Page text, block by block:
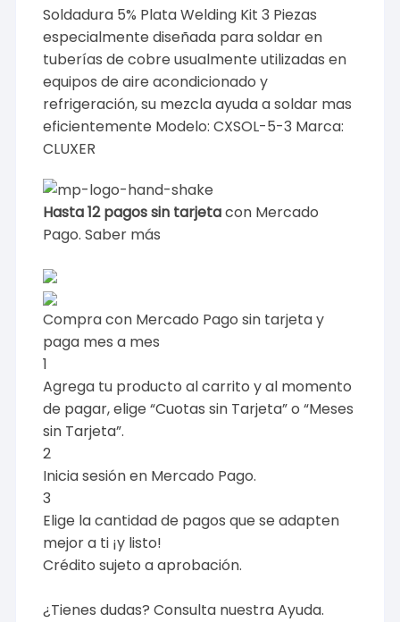
era:
$504.52.
es:
$464.15.
Soldadura 5% Plata Welding Kit 3 Piezas
especialmente diseñada para soldar en
tuberías de cobre usualmente utilizadas en
equipos de aire acondicionado y
refrigeración, su mezcla ayuda a soldar mas
eficientemente Modelo: CXSOL-5-3 Marca:
CLUXER
Hasta 12 pagos sin tarjetacon Mercado
Pago. Saber más
Compra con Mercado Pago sin tarjeta y
paga mes a mes
1
Agrega tu producto al carrito y al momento
de pagar, elige “Cuotas sin Tarjeta” o “Meses
sin Tarjeta”.
2
Inicia sesión en Mercado Pago.
3
Elige la cantidad de pagos que se adapten
mejor a ti ¡y listo!
Crédito sujeto a aprobación.
¿Tienes dudas? Consulta nuestraAyuda.